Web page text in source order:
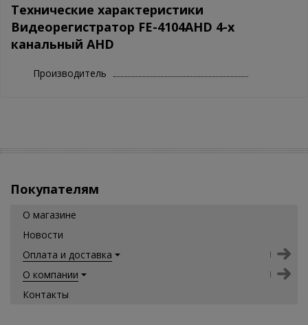
Технические характеристики
Видеорегистратор FE-4104AHD 4-х
канальный AHD
Производитель
Покупателям
О магазине
Новости
Оплата и доставка
О компании
Контакты